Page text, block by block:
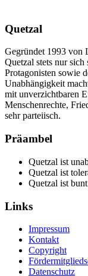
Quetzal
Gegründet 1993 von
Quetzal stets nur
Protagonisten sowie
Unabhängigkeit
mit unverzichtbaren
Menschenrechte,
sehr parteiisch.
Präambel
Quetzal ist
Quetzal ist
Quetzal ist bunt
Links
Impressum
Kontakt
Copyright
Datenschutz